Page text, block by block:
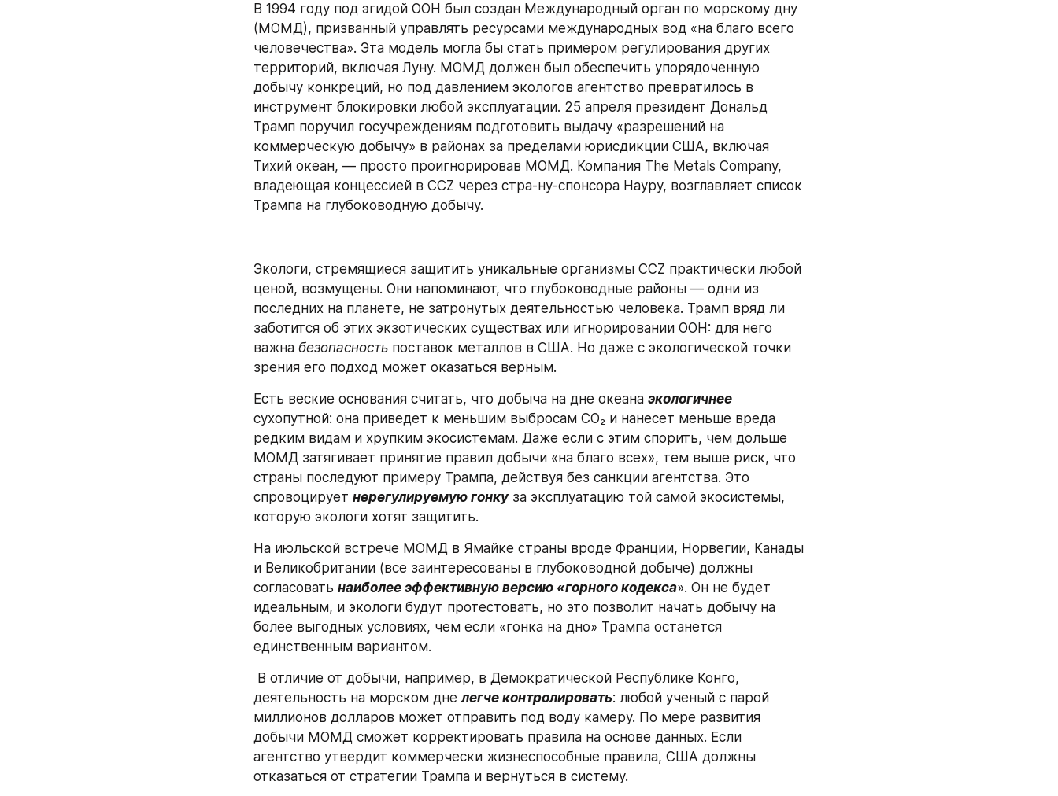
В 1994 году под эгидой ООН был создан Международный орган по морскому дну
(МОМД), призванный управлять ресурсами международных вод «на благо всего
человечества». Эта модель могла бы стать примером регулирования других
территорий, включая Луну. МОМД должен был обеспечить упорядоченную
добычу конкреций, но под давлением экологов агентство превратилось в
инструмент блокировки любой эксплуатации. 25 апреля президент Дональд
Трамп поручил госучреждениям подготовить выдачу «разрешений на
коммерческую добычу» в районах за пределами юрисдикции США, включая
Тихий океан, — просто проигнорировав МОМД. Компания The Metals Company,
владеющая концессией в CCZ через стра-ну-спонсора Науру, возглавляет список
Трампа на глубоководную добычу.
Экологи, стремящиеся защитить уникальные организмы CCZ практически любой
ценой, возмущены. Они напоминают, что глубоководные районы — одни из
последних на планете, не затронутых деятельностью человека. Трамп вряд ли
заботится об этих экзотических существах или игнорировании ООН: для него
важна безопасность поставок металлов в США. Но даже с экологической точки
зрения его подход может оказаться верным.
Есть веские основания считать, что добыча на дне океана экологичнее
сухопутной: она приведет к меньшим выбросам CO₂ и нанесет меньше вреда
редким видам и хрупким экосистемам. Даже если с этим спорить, чем дольше
МОМД затягивает принятие правил добычи «на благо всех», тем выше риск, что
страны последуют примеру Трампа, действуя без санкции агентства. Это
спровоцирует нерегулируемую гонку за эксплуатацию той самой экосистемы,
которую экологи хотят защитить.
На июльской встрече МОМД в Ямайке страны вроде Франции, Норвегии, Канады
и Великобритании (все заинтересованы в глубоководной добыче) должны
согласовать наиболее эффективную версию «горного кодекса». Он не будет
идеальным, и экологи будут протестовать, но это позволит начать добычу на
более выгодных условиях, чем если «гонка на дно» Трампа останется
единственным вариантом.
деятельность на морском дне легче контролировать: любой ученый с парой
миллионов долларов может отправить под воду камеру. По мере развития
добычи МОМД сможет корректировать правила на основе данных. Если
агентство утвердит коммерчески жизнеспособные правила, США должны
отказаться от стратегии Трампа и вернуться в систему.